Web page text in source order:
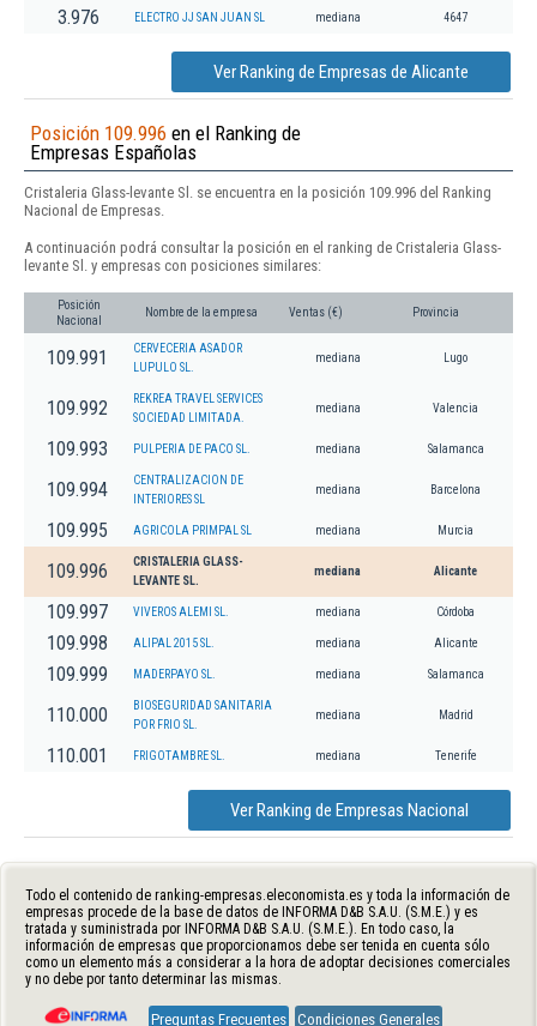
3.976 ELECTRO JJ SAN JUAN SL mediana 4647
Ver Ranking de Empresas de Alicante
Posición 109.996 en el Ranking de
Empresas Españolas
Cristaleria Glass-levante Sl. se encuentra en la posición 109.996 del Ranking
Nacional de Empresas.
A continuación podrá consultar la posición en el ranking de Cristaleria Glass-
levante Sl. y empresas con posiciones similares:
Posición
Nacional
Nombre de la empresa Ventas (€) Provincia
109.991
CERVECERIA ASADOR
LUPULO SL.
mediana Lugo
109.992
REKREA TRAVEL SERVICES
SOCIEDAD LIMITADA.
mediana Valencia
109.993 PULPERIA DE PACO SL. mediana Salamanca
109.994
CENTRALIZACION DE
INTERIORES SL
mediana Barcelona
109.995 AGRICOLA PRIMPAL SL mediana Murcia
109.996
CRISTALERIA GLASS-
LEVANTE SL.
mediana Alicante
109.997 VIVEROS ALEMI SL. mediana Córdoba
109.998 ALIPAL 2015 SL. mediana Alicante
109.999 MADERPAYO SL. mediana Salamanca
110.000
BIOSEGURIDAD SANITARIA
POR FRIO SL.
mediana Madrid
110.001 FRIGOTAMBRE SL. mediana Tenerife
Ver Ranking de Empresas Nacional
Todo el contenido de ranking-empresas.eleconomista.es y toda la información de
empresas procede de la base de datos de INFORMA D&B S.A.U. (S.M.E.) y es
tratada y suministrada por INFORMA D&B S.A.U. (S.M.E.). En todo caso, la
información de empresas que proporcionamos debe ser tenida en cuenta sólo
como un elemento más a considerar a la hora de adoptar decisiones comerciales
y no debe por tanto determinar las mismas.
Preguntas Frecuentes Condiciones Generales